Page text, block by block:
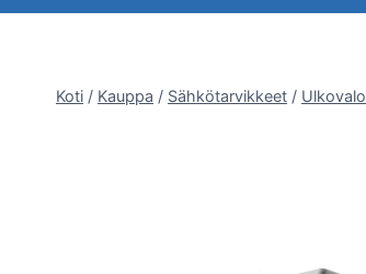
Koti / Kauppa / Sähkötarvikkeet / Ulkovalo